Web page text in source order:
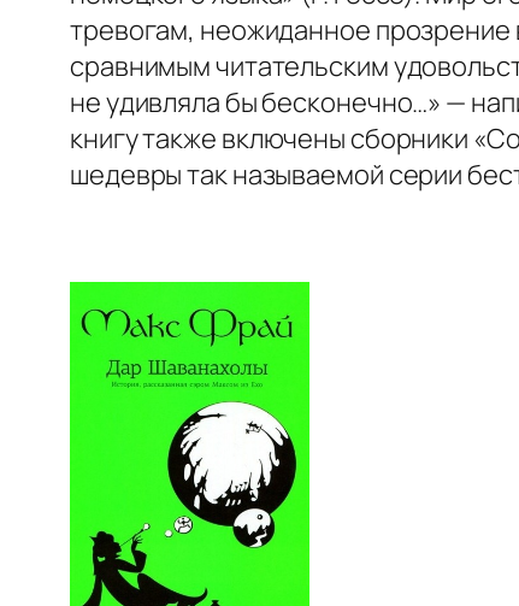
тревогам, неожиданное прозрение
сравнимым читательским
не удивляла бы бесконечно…» —
книгу также включены сборники
шедевры так называемой серии